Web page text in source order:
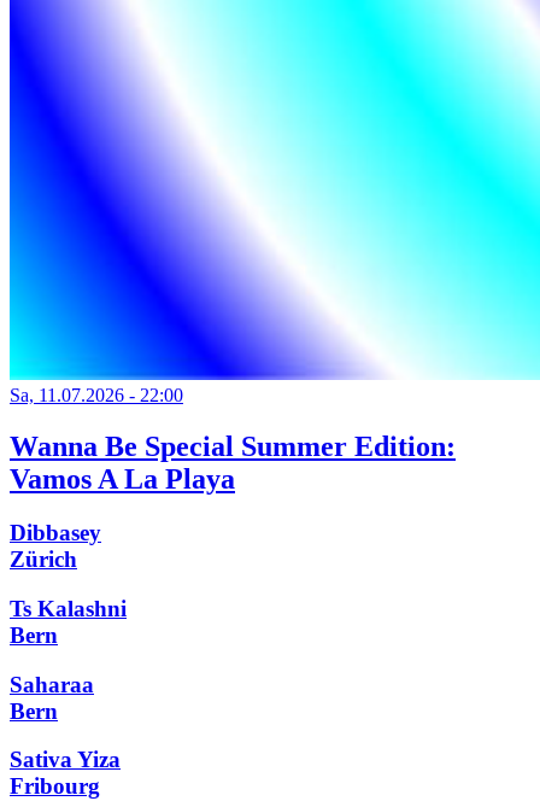
Sa, 11.07.2026 - 22:00
Wanna Be Special Summer Edition:
Vamos A La Playa
Dibbasey
Zürich
Ts Kalashni
Bern
Saharaa
Bern
Sativa Yiza
Fribourg